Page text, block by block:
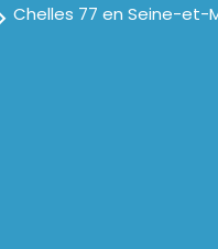
Chelles 77 en Seine-et-